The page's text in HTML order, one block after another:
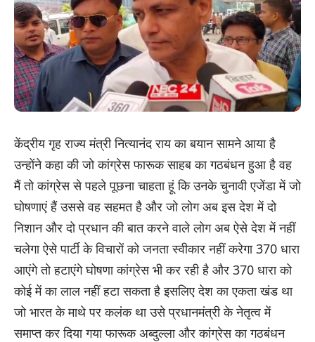
केंद्रीय गृह राज्य मंत्री नित्यानंद राय का बयान सामने आया है
उन्होंने कहा की जो कांग्रेस फारूक साहब का गठबंधन हुआ है वह
मैं तो कांग्रेस से पहले पूछना चाहता हूं कि उनके चुनावी एजेंडा में जो
घोषणाएं हैं उससे वह सहमत है और जो लोग अब इस देश में दो
निशान और दो प्रधान की बात करने वाले लोग अब ऐसे देश में नहीं
चलेगा ऐसे पार्टी के विचारों को जनता स्वीकार नहीं करेगा 370 धारा
आएंगे तो हटाएंगे घोषणा कांग्रेस भी कर रही है और 370 धारा को
कोई में का लाल नहीं हटा सकता है इसलिए देश का एकता खंड था
जो भारत के माथे पर कलंक था उसे प्रधानमंत्री के नेतृत्व में
समाप्त कर दिया गया फारूक अब्दुल्ला और कांग्रेस का गठबंधन